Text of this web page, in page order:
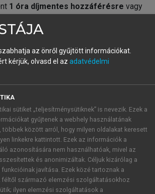
1 óra díjmentes hozzáférésre vagy
vagy hozz létre új fiókot.
apróbaidőszakautomatikusan
FIÓKKAL
hozzáférés
az önről gyűjtött információkat.
kérjük, olvasd el az adatvédelmi
sütiket „teljesítménysütiknek” is nevezik. Ezek a
gyűjtenek a webhely használatának
többek között arról, hogy milyen oldalakat keresett
linkekre kattintott. Ezek az információk a
azonosítására nem használhatóak, mivel az
és anonimizáltak. Céljuk kizárólag a
javítása. Ezek közé tartoznak a
féltől származó elemzési szolgáltatásokhoz
ilyen elemzési szolgáltatások a